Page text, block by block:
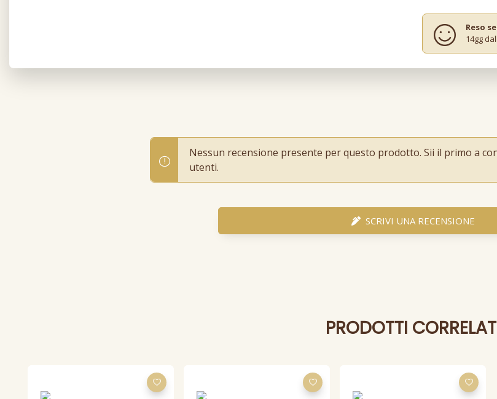
Reso
14gg
Nessun recensione presente per questo prodotto. Sii il primo a
utenti.
SCRIVI UNA RECENSIONE
PRODOTTI